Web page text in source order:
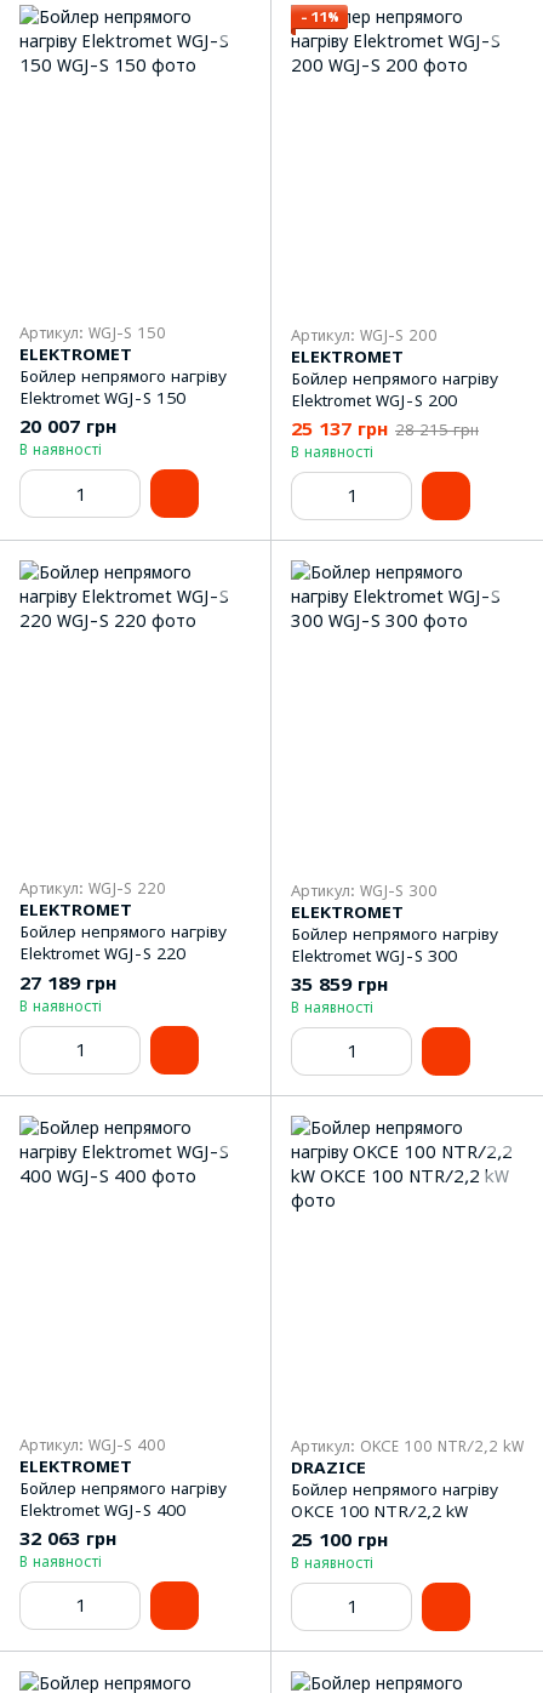
Артикул: WGJ-S 150
ELEKTROMET
Бойлер непрямого нагріву
Elektromet WGJ-S 150
20 007 грн
В наявності
−11%
Артикул: WGJ-S 200
ELEKTROMET
Бойлер непрямого нагріву
Elektromet WGJ-S 200
25 137 грн 28 215 грн
В наявності
Артикул: WGJ-S 220
ELEKTROMET
Бойлер непрямого нагріву
Elektromet WGJ-S 220
27 189 грн
В наявності
Артикул: WGJ-S 300
ELEKTROMET
Бойлер непрямого нагріву
Elektromet WGJ-S 300
35 859 грн
В наявності
Артикул: WGJ-S 400
ELEKTROMET
Бойлер непрямого нагріву
Elektromet WGJ-S 400
32 063 грн
В наявності
Артикул: OKCE 100 NTR/2,2 kW
DRAZICE
Бойлер непрямого нагріву
OKCE 100 NTR/2,2 kW
25 100 грн
В наявності